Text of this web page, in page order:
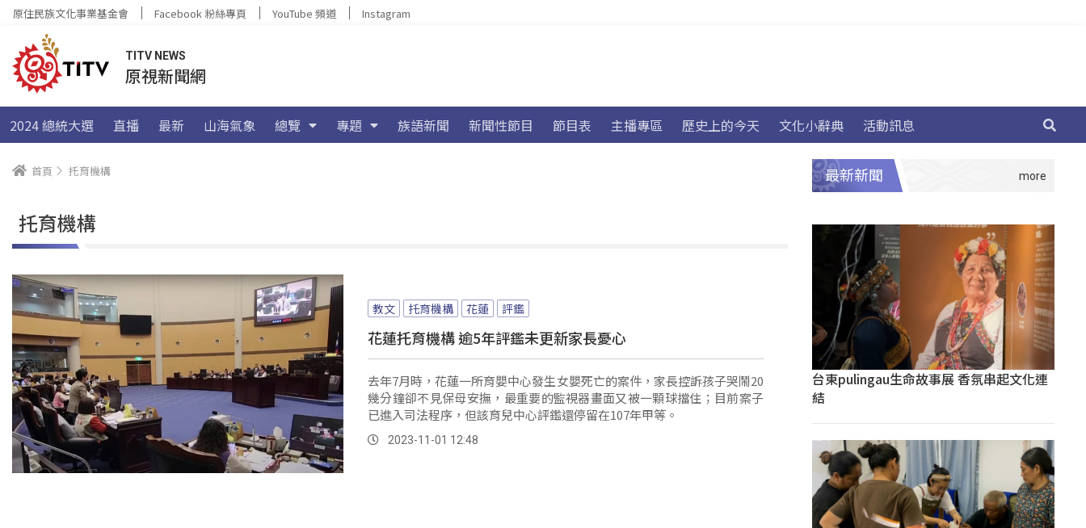
原住民族文化事業基金會 Facebook 粉絲專頁 YouTube 頻道 Instagram
TITV NEWS
原視新聞網
2024 總統大選 直播 最新 山海氣象 總覽 專題 族語新聞 新聞性節目 節目表 主播專區 歷史上的今天 文化小辭典 活動訊息
首頁 托育機構
托育機構
教文 托育機構 花蓮 評鑑
花蓮托育機構 逾5年評鑑未更新家長憂心
去年7月時，花蓮一所育嬰中心發生女嬰死亡的案件，家長控訴孩子哭鬧20
幾分鐘卻不見保母安撫，最重要的監視器畫面又被一顆球擋住；目前案子
已進入司法程序，但該育兒中心評鑑還停留在107年甲等。
2023-11-01 12:48
最新新聞
台東pulingau生命故事展 香氛串起文化連
結